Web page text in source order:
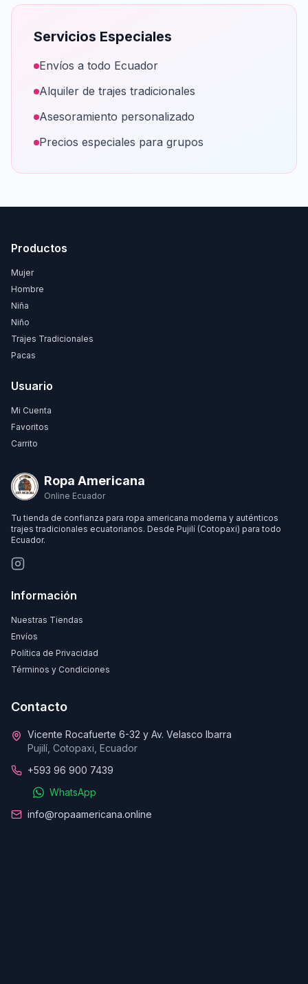
Servicios Especiales
Envíos a todo Ecuador
Alquiler de trajes tradicionales
Asesoramiento personalizado
Precios especiales para grupos
Productos
Mujer
Hombre
Niña
Niño
Trajes Tradicionales
Pacas
Usuario
Mi Cuenta
Favoritos
Carrito
Ropa Americana
Online Ecuador
Tu tienda de confianza para ropa americana moderna y auténticos
trajes tradicionales ecuatorianos. Desde Pujilí (Cotopaxi) para todo
Ecuador.
Información
Nuestras Tiendas
Envíos
Política de Privacidad
Términos y Condiciones
Contacto
Vicente Rocafuerte 6-32 y Av. Velasco Ibarra
Pujilí, Cotopaxi, Ecuador
+593 96 900 7439
WhatsApp
info@ropaamericana.online